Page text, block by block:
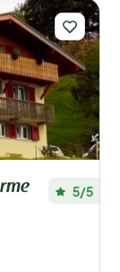
5/5